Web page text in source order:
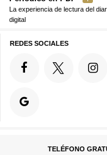
La experiencia de lectura del
digital
REDES SOCIALES
TELÉFONO